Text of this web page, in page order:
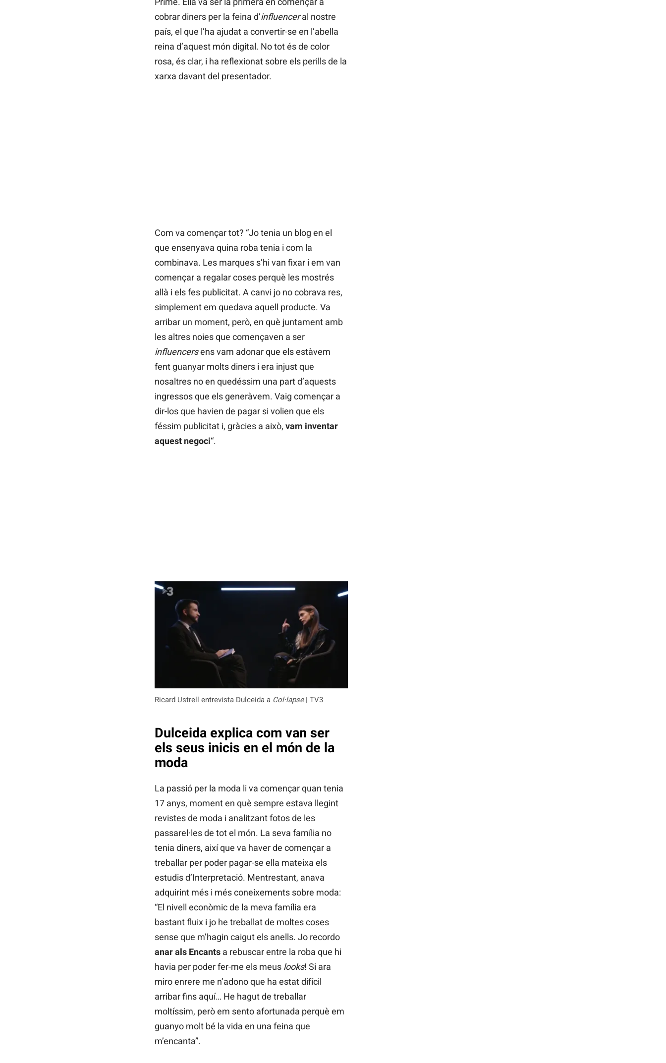
cobrar diners per la feina d’influenceral nostre
país, el que l’ha ajudat a convertir-se en l’abella
reina d’aquest món digital. No tot és de color
rosa, és clar, i ha reflexionat sobre els perills de la
xarxa davant del presentador.
Com va començar tot? “Jo tenia un blog en el
que ensenyava quina roba tenia i com la
combinava. Les marques s’hi van fixar i em van
començar a regalar coses perquè les mostrés
allà i els fes publicitat. A canvi jo no cobrava res,
simplement em quedava aquell producte. Va
arribar un moment, però, en què juntament amb
les altres noies que començaven a ser
influencersens vam adonar que els estàvem
fent guanyar molts diners i era injust que
nosaltres no en quedéssim una part d’aquests
ingressos que els generàvem. Vaig començar a
dir-los que havien de pagar si volien que els
féssim publicitat i, gràcies a això, vam inventar
aquest negoci“.
Ricard Ustrell entrevista Dulceida a Col·lapse| TV3
Dulceida explica com van ser
els seus inicis en el món de la
moda
La passió per la moda li va començar quan tenia
17 anys, moment en què sempre estava llegint
revistes de moda i analitzant fotos de les
passarel·les de tot el món. La seva família no
tenia diners, així que va haver de començar a
treballar per poder pagar-se ella mateixa els
estudis d’Interpretació. Mentrestant, anava
adquirint més i més coneixements sobre moda:
“El nivell econòmic de la meva família era
bastant fluix i jo he treballat de moltes coses
sense que m’hagin caigut els anells. Jo recordo
anar als Encants a rebuscar entre la roba que hi
havia per poder fer-me els meus looks! Si ara
miro enrere me n’adono que ha estat difícil
arribar fins aquí… He hagut de treballar
moltíssim, però em sento afortunada perquè em
guanyo molt bé la vida en una feina que
m’encanta”.